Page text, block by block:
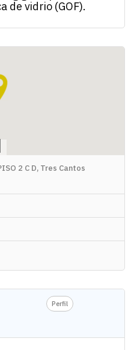
de vidrio (GOF).
2 C D, Tres Cantos
Perfil